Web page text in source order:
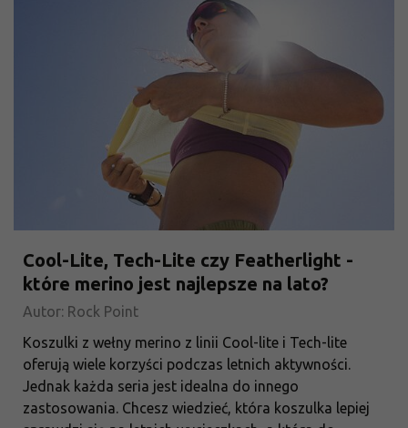
Cool-Lite, Tech-Lite czy Featherlight -
które merino jest najlepsze na lato?
Autor: Rock Point
Koszulki z wełny merino z linii Cool-lite i Tech-lite
oferują wiele korzyści podczas letnich aktywności.
Jednak każda seria jest idealna do innego
zastosowania. Chcesz wiedzieć, która koszulka lepiej